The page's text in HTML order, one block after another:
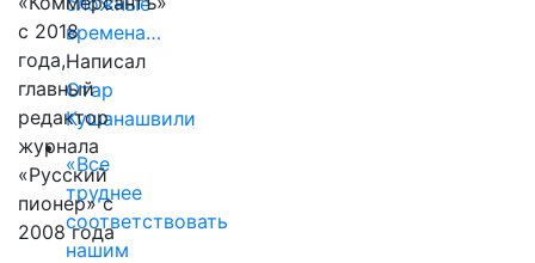
времена…
Написал
Отар
Кушанашвили
«Все
труднее
соответствовать
нашим
с 2018
года,
главный
редактор
журнала
«Русский
пионер» с
2008 года